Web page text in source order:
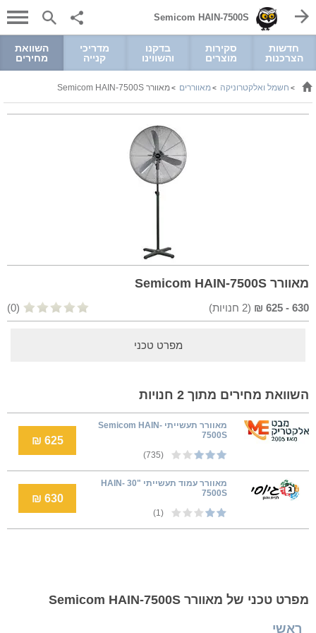
Semicom HAIN-7500S
חדשות
הצרכנות
סקירות
מוצרים
בדקנו
והשווינו
מדריכי
קנייה
השוואת
מחירים
> חשמל ואלקטרוניקה >מאווררים >מאוורר Semicom HAIN-7500S
מאוורר Semicom HAIN-7500S
630
-
625
₪
(
2 חנויות) (0)
מפרט טכני
השוואת מחירים מתוך 2 חנויות
מאוורר תעשייתי Semicom HAIN-
7500S
(735)
625 ₪
מאוורר עמוד תעשייתי "30 HAIN-
7500S
(1)
630 ₪
מפרט טכני של מאוורר Semicom HAIN-7500S
ראשי